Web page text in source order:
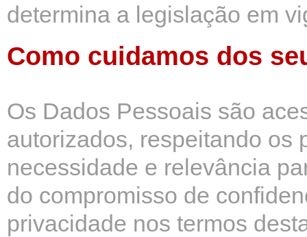
determina a legislação em
Como cuidamos dos
Os Dados Pessoais são
autorizados, respeitando os
necessidade e relevância
do compromisso de
privacidade nos termos